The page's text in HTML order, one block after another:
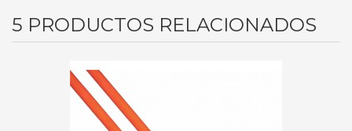
5 PRODUCTOS RELACIONADOS